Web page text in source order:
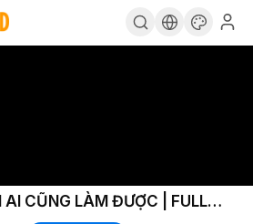
AI CŨNG LÀM ĐƯỢC | FULL